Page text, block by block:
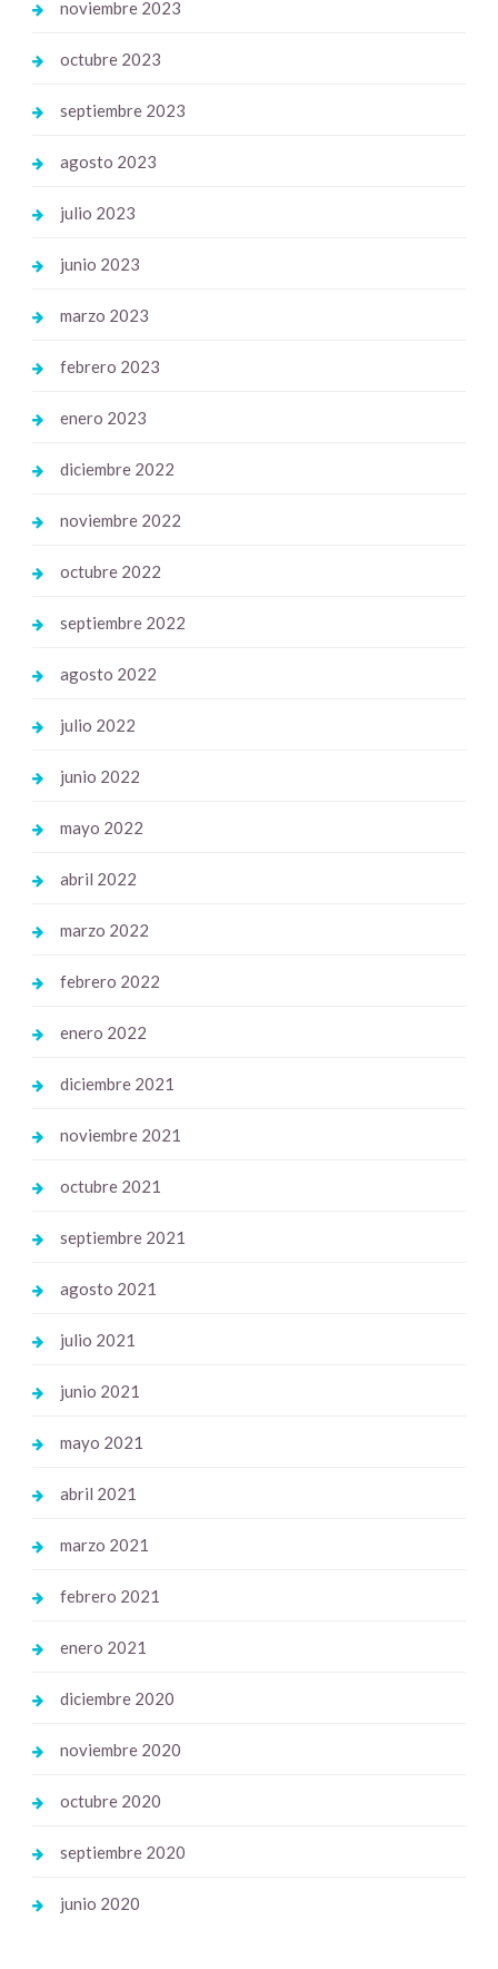
noviembre 2023
octubre 2023
septiembre 2023
agosto 2023
julio 2023
junio 2023
marzo 2023
febrero 2023
enero 2023
diciembre 2022
noviembre 2022
octubre 2022
septiembre 2022
agosto 2022
julio 2022
junio 2022
mayo 2022
abril 2022
marzo 2022
febrero 2022
enero 2022
diciembre 2021
noviembre 2021
octubre 2021
septiembre 2021
agosto 2021
julio 2021
junio 2021
mayo 2021
abril 2021
marzo 2021
febrero 2021
enero 2021
diciembre 2020
noviembre 2020
octubre 2020
septiembre 2020
junio 2020